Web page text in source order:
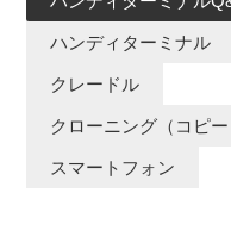
ハンディターミナル
クレードル
クローニング（コピー
スマートフォン